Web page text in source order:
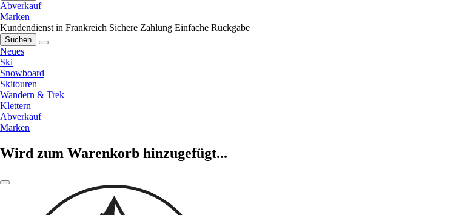
Abverkauf
Marken
Kundendienst in Frankreich Sichere Zahlung Einfache Rückgabe
Suchen
Neues
Ski
Snowboard
Skitouren
Wandern & Trek
Klettern
Abverkauf
Marken
Wird zum Warenkorb hinzugefügt...